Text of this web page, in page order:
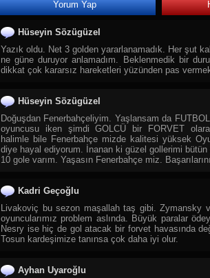
28.TRT Spor Yıldız
31. Tay Tv
32.
35.TGRT Belgesel
36.Yaban TV
37.CGTN Documentary
Cartoon Network
40.Diyanet Çocuk
41.TRT Diyanet Çocuk
43.Spacetoon Kids TV
Yorum Yap
Hüseyin Sözügüzel
Yazık oldu. Net 3 golden yararlanamadık. Her şut
ne güne duruyor anlamadım. Beklenmedik bir
dikkat çok kararsız hareketleri yüzünden pas
Hüseyin Sözügüzel
Doğuşdan Fenerbahçeliyim. Yaşlansam da
oyuncusu iken şimdi GOLCÜ bir FORVET
halimle bile Fenerbahçe mizde kalitesi yüksek
diye hayal ediyorum. İnanan ki güzel gollerimi
10 gole varım. Yaşasın Fenerbahçe miz.
Kadri Geçoğlu
Livakoviç bu sezon maşallah taş gibi. Zymansky
oyuncularımız problem aslında. Büyük paralar
Nesry ise hiç de gol atacak bir forvet havasında
Tosun kardeşimize tanınsa çok daha iyi olur.
Ayhan Uyaroğlu